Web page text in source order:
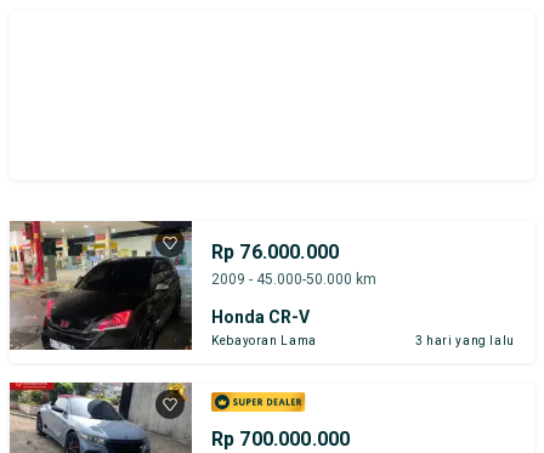
Rp 76.000.000
2009 - 45.000-50.000 km
Honda CR-V
Kebayoran Lama 3 hari yang lalu
Rp 700.000.000